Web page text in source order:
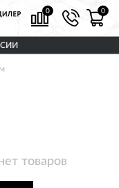
0 0
товаров